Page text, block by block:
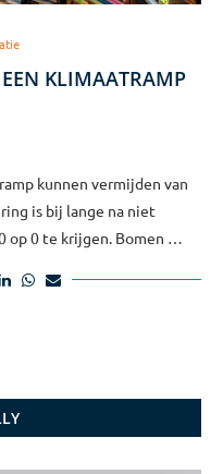
KLIMAATRAMP
kunnen vermijden van
is bij lange na niet
op 0 te krijgen. Bomen …